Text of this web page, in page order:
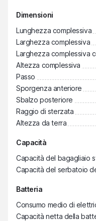
Dimensioni
Lunghezza complessiva
Larghezza complessiva
Larghezza complessiva
Altezza complessiva
Passo
Sporgenza anteriore
Sbalzo posteriore
Raggio di sterzata
Altezza da terra
Capacità
Capacità del bagagliaio
Capacità del serbatoio
Batteria
Consumo medio di
Capacità netta della